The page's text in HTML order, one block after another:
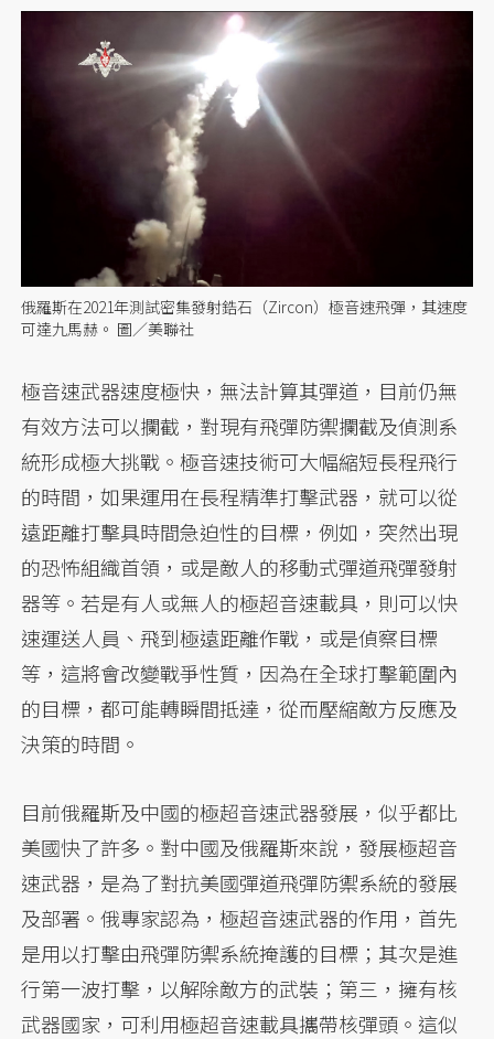
俄羅斯在2021年測試密集發射鋯石（Zircon）極音速飛彈，其速度
可達九馬赫。 圖／美聯社
極音速武器速度極快，無法計算其彈道，目前仍無
有效方法可以攔截，對現有飛彈防禦攔截及偵測系
統形成極大挑戰。極音速技術可大幅縮短長程飛行
的時間，如果運用在長程精準打擊武器，就可以從
遠距離打擊具時間急迫性的目標，例如，突然出現
的恐怖組織首領，或是敵人的移動式彈道飛彈發射
器等。若是有人或無人的極超音速載具，則可以快
速運送人員、飛到極遠距離作戰，或是偵察目標
等，這將會改變戰爭性質，因為在全球打擊範圍內
的目標，都可能轉瞬間抵達，從而壓縮敵方反應及
決策的時間。
目前俄羅斯及中國的極超音速武器發展，似乎都比
美國快了許多。對中國及俄羅斯來說，發展極超音
速武器，是為了對抗美國彈道飛彈防禦系統的發展
及部署。俄專家認為，極超音速武器的作用，首先
是用以打擊由飛彈防禦系統掩護的目標；其次是進
行第一波打擊，以解除敵方的武裝；第三，擁有核
武器國家，可利用極超音速載具攜帶核彈頭。這似